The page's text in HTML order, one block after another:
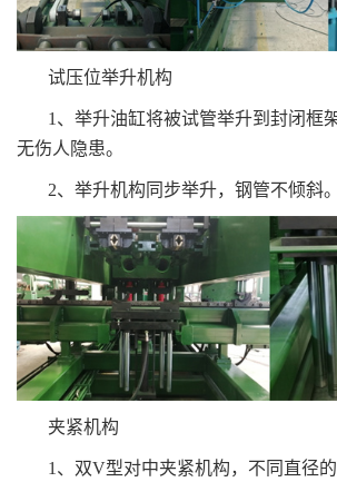
试压位举升机构
1、举升油缸将被试管举升到封闭框
无伤人隐患。
2、举升机构同步举升，钢管不倾斜。
夹紧机构
1、双V型对中夹紧机构，不同直径